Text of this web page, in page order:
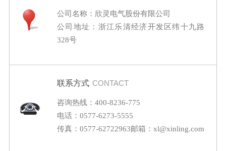
公司名称：欣灵电气股份有限公司
公司地址：浙江乐清经济开发区纬十九路
328号
联系方式 CONTACT
咨询热线：400-8236-775
电话：0577-6273-5555
传真：0577-62722963邮箱：xl@xinling.com